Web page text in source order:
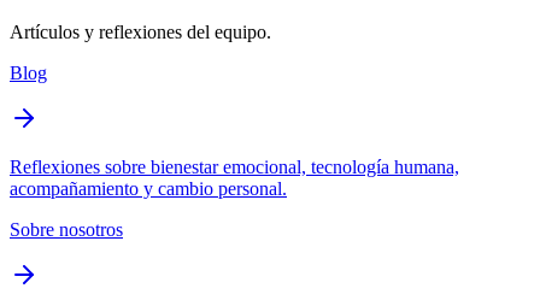
Artículos y reflexiones del equipo.
Blog
Reflexiones sobre bienestar emocional, tecnología humana,
acompañamiento y cambio personal.
Sobre nosotros